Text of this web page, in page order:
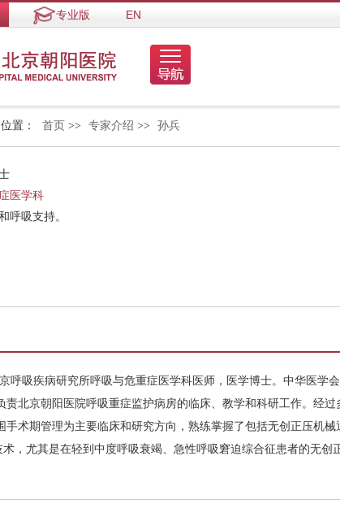
专业版 EN
置： 首页 >> 专家介绍 >> 孙兵
医学科
呼吸支持。
吸疾病研究所呼吸与危重症医学科医师，医学博士。中华医学
北京朝阳医院呼吸重症监护病房的临床、教学和科研工作。经
术期管理为主要临床和研究方向，熟练掌握了包括无创正压机
，尤其是在轻到中度呼吸衰竭、急性呼吸窘迫综合征患者的无